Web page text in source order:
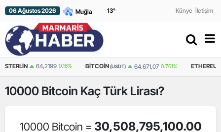
06 Ağustos 2026 13° Künye İletişim
64,2199 0.16% BITCOIN (USDT) 64.671,07 0.761% ETHEREUM (USDT)
10000 Bitcoin Kaç Türk Lirası?
10000 Bitcoin = 30,508,795,100.00